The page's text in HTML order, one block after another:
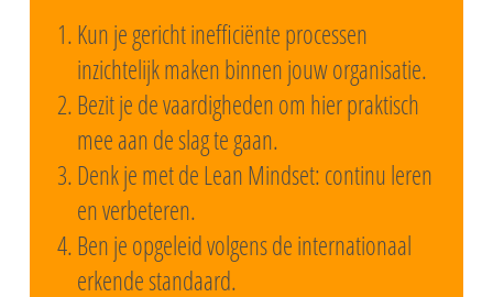
Kun je gericht inefficiënte processen
inzichtelijk maken binnen jouw organisatie.
Bezit je de vaardigheden om hier praktisch
mee aan de slag te gaan.
Denk je met de Lean Mindset: continu leren
en verbeteren.
Ben je opgeleid volgens de internationaal
erkende standaard.